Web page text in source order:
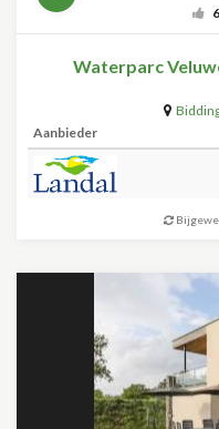
Waterparc
Aanbieder